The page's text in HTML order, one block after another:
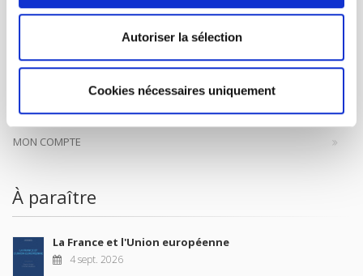
Autoriser la sélection
Cookies nécessaires uniquement
FOREIGN RIGHTS
POUR LES LIBRAIRES
CONDITIONS GÉNÉRALES
MON COMPTE
À paraître
La France et l'Union européenne
4 sept. 2026